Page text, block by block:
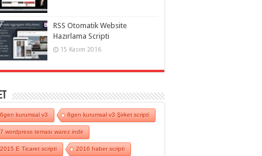
RSS Otomatik Website
Hazırlama Scripti
15 Kasım 2016
6gen kurumsal v3 6gen kurumsal v3 Şirket scripti
7 wordpress teması warez indir
2015 E Ticaret scripti 2016 haber scripti